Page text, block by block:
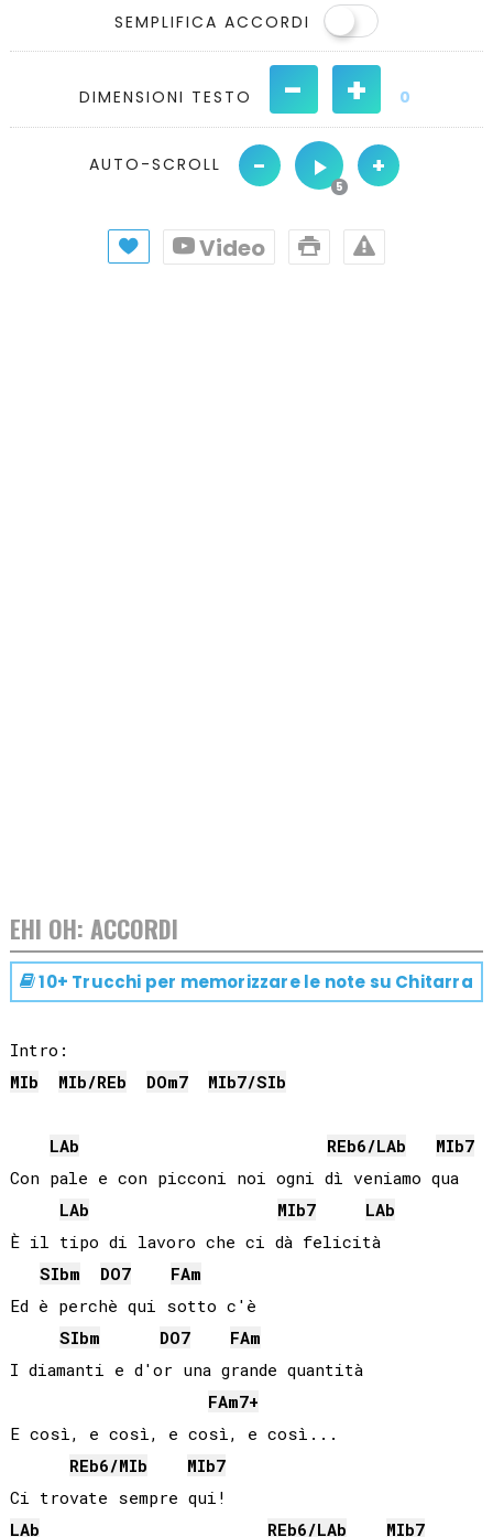
SEMPLIFICA ACCORDI
DIMENSIONI TESTO - + 0
AUTO-SCROLL - +
Video
EHI OH: ACCORDI
10+ Trucchi per memorizzare le note su Chitarra
MIb
MIb/REb DOm7 MIb7/SIb
LAb REb6/LAb MIb7
Con pale e con picconi noi ogni dì veniamo qua
LAb
MIb7
LAb
È il tipo di lavoro che ci dà felicità
SIbm DO7 FAm
Ed è perchè qui sotto c'è
SIbm DO7 FAm
I diamanti e d'or una grande quantità
FAm7+
E così, e così, e così, e così...
REb6/MIb MIb7
LAb
REb6/LAb MIb7